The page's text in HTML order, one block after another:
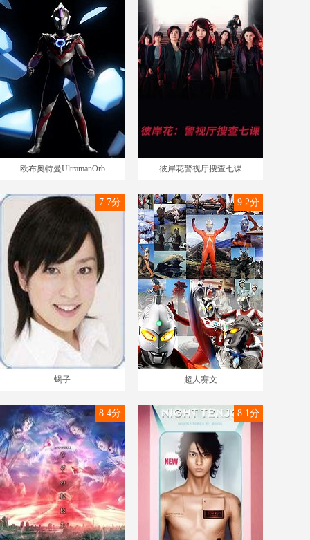
欧布奥特曼UltramanOrb 彼岸花警视厅搜查七课
蝎子
7.7分
超人赛文
9.2分
8.4分 8.1分